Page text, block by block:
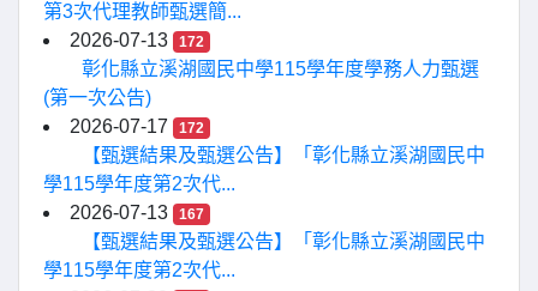
第3次代理教師甄選簡...
2026-07-13
172
彰化縣立溪湖國民中學115學年度學務人力甄選
(第一次公告)
2026-07-17
172
【甄選結果及甄選公告】「彰化縣立溪湖國民中
學115學年度第2次代...
2026-07-13
167
【甄選結果及甄選公告】「彰化縣立溪湖國民中
學115學年度第2次代...